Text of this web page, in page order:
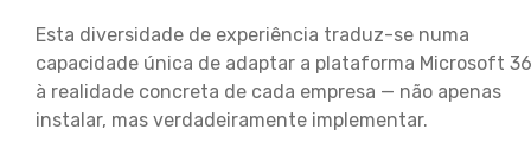
Esta diversidade de experiência traduz-se numa
capacidade única de adaptar a plataforma Microsoft
à realidade concreta de cada empresa — não apenas
instalar, mas verdadeiramente implementar.